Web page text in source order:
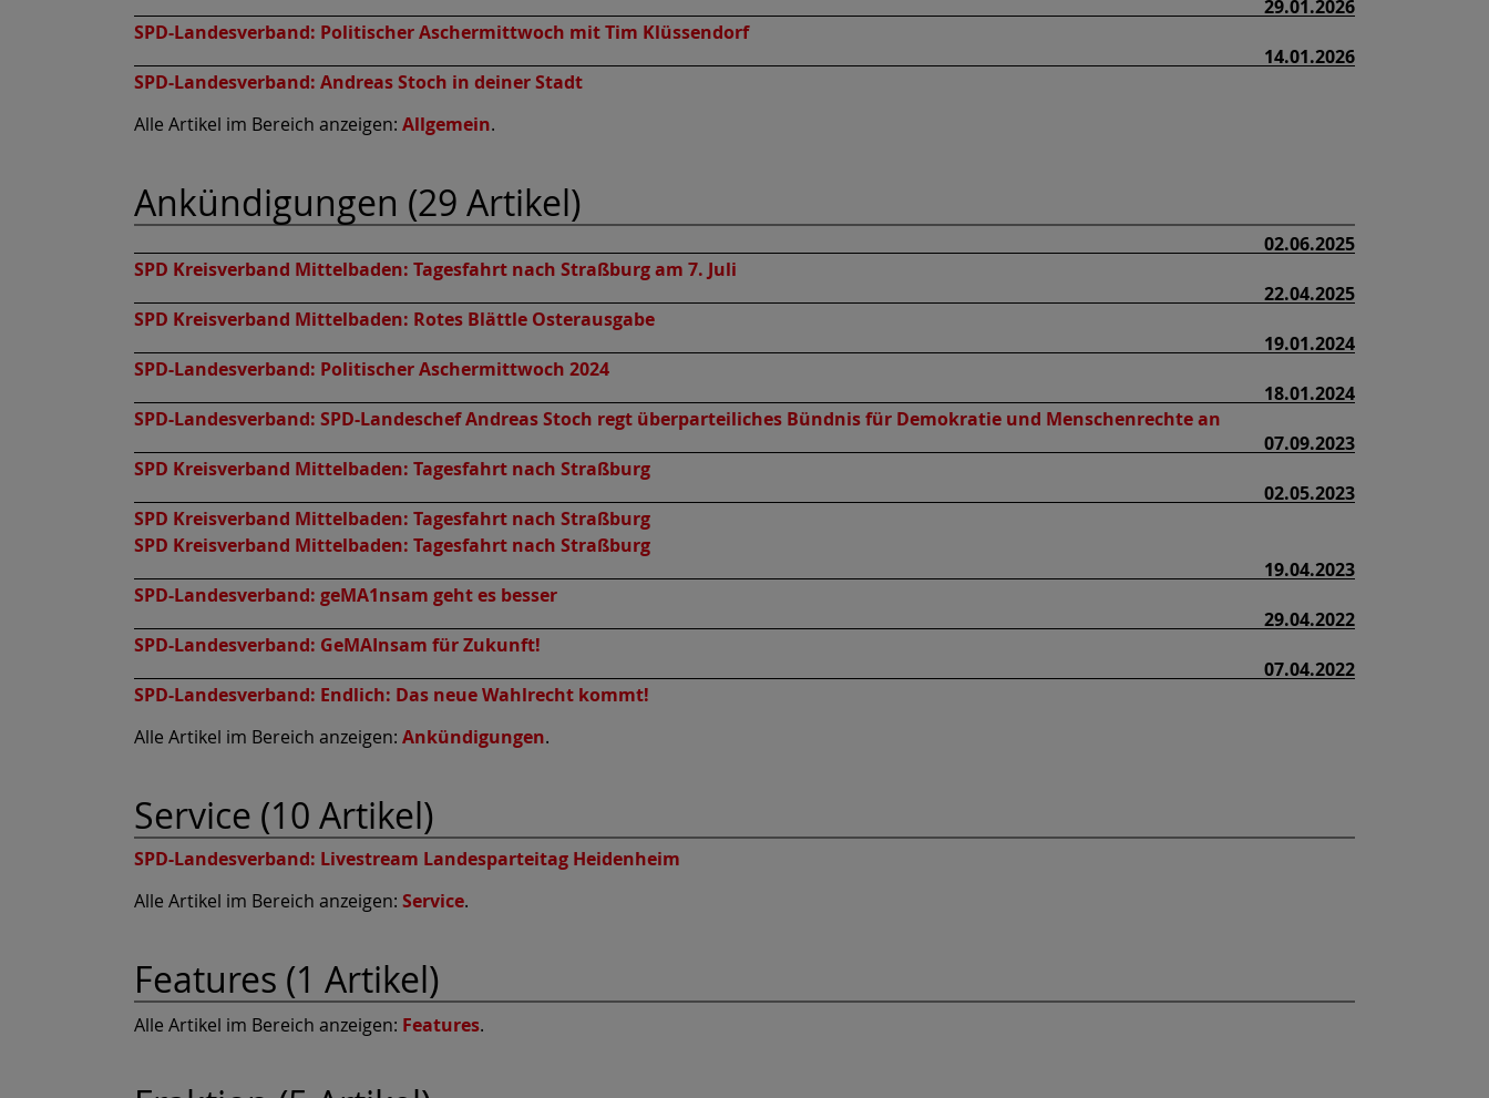
29.01.2026
SPD-Landesverband: Politischer Aschermittwoch mit Tim Klüssendorf
14.01.2026
SPD-Landesverband: Andreas Stoch in deiner Stadt
Alle Artikel im Bereich anzeigen: Allgemein.
Ankündigungen (29 Artikel)
02.06.2025
SPD Kreisverband Mittelbaden: Tagesfahrt nach Straßburg am 7. Juli
22.04.2025
SPD Kreisverband Mittelbaden: Rotes Blättle Osterausgabe
19.01.2024
SPD-Landesverband: Politischer Aschermittwoch 2024
18.01.2024
SPD-Landesverband: SPD-Landeschef Andreas Stoch regt überparteiliches Bündnis für Demokratie und Menschenrechte an
07.09.2023
SPD Kreisverband Mittelbaden: Tagesfahrt nach Straßburg
02.05.2023
SPD Kreisverband Mittelbaden: Tagesfahrt nach Straßburg
SPD Kreisverband Mittelbaden: Tagesfahrt nach Straßburg
19.04.2023
SPD-Landesverband: geMA1nsam geht es besser
29.04.2022
SPD-Landesverband: GeMAInsam für Zukunft!
07.04.2022
SPD-Landesverband: Endlich: Das neue Wahlrecht kommt!
Alle Artikel im Bereich anzeigen: Ankündigungen.
Service (10 Artikel)
SPD-Landesverband: Livestream Landesparteitag Heidenheim
Alle Artikel im Bereich anzeigen: Service.
Features (1 Artikel)
Alle Artikel im Bereich anzeigen: Features.